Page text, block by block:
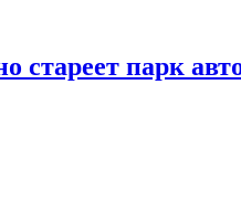
стареет парк